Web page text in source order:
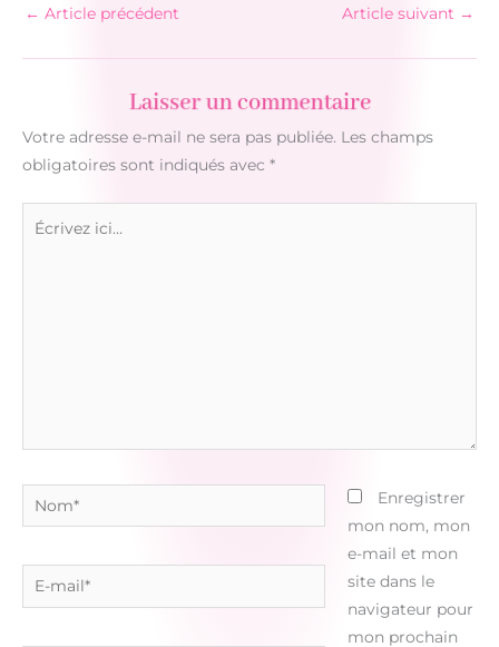
← Article précédent Article suivant →
Laisser un commentaire
Votre adresse e-mail ne sera pas publiée. Les champs
obligatoires sont indiqués avec *
Nom*
E-
mail*
Enregistrer
mon nom, mon
e-mail et mon
site dans le
navigateur pour
mon prochain